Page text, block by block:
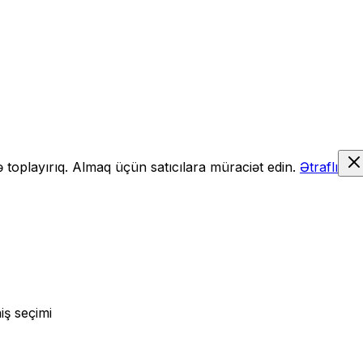
Almaq üçün satıcılara müraciət edin. Ətraflı
seçimi